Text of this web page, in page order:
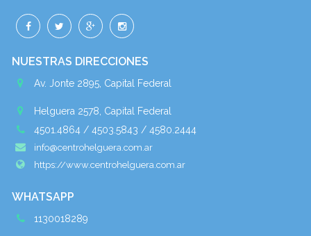
NUESTRAS DIRECCIONES
Av. Jonte 2895, Capital Federal
Helguera 2578, Capital Federal
4501.4864 / 4503.5843 / 4580.2444
info@centrohelguera.com.ar
https://www.centrohelguera.com.ar
WHATSAPP
1130018289